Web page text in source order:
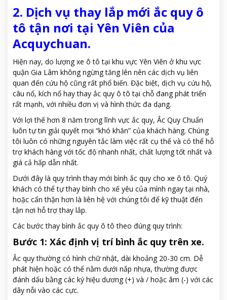
2. Dịch vụ thay lắp mới ắc quy ô
tô tận nơi tại Yên Viên của
Acquychuan.
Hiện nay, do lượng xe ô tô tại khu vực Yên Viên ở khu vực
quận Gia Lâm không ngừng tăng lên nên các dịch vụ liên
quan đến cứu hộ cũng rất phổ biến. Đặc biệt, dịch vụ cứu hộ,
câu nổ, kích nổ hay thay ắc quy ô tô tại chỗ đang phát triển
rất mạnh, với nhiều đơn vị và hình thức đa dạng.
Với lợi thế hơn 8 năm trong lĩnh vực ắc quy, Ắc Quy Chuẩn
luôn tự tin giải quyết mọi “khó khăn” của khách hàng. Chúng
tôi luôn có những nguyên tắc làm việc rất cụ thể và có thể hỗ
trợ khách hàng với tốc độ nhanh nhất, chất lượng tốt nhất và
giá cả hấp dẫn nhất.
Dưới đây là quy trình thay mới bình ắc quy cho xe ô tô. Quý
khách có thể tự thay bình cho xế yêu của mình ngay tại nhà,
hoặc cẩn thận hơn là liên hệ với chúng tôi để kỹ thuật đến
tận nơi hỗ trợ thay lắp.
Các bước thay bình ắc quy ô tô theo đúng quy trình:
Bước 1: Xác định vị trí bình ắc quy trên xe.
Ắc quy thường có hình chữ nhật, dài khoảng 20-30 cm. Dễ
phát hiện hoặc có thể nằm dưới nắp nhựa, thường được
đánh dấu bằng các ký hiệu dương (+) và / hoặc âm (-) với các
dây nỗi vào các cực.